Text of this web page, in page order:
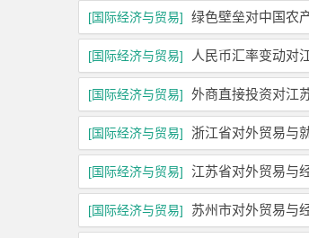
[国际经济与贸易] 绿色壁垒对中国农
[国际经济与贸易] 人民币汇率变动对
[国际经济与贸易] 外商直接投资对江
[国际经济与贸易] 浙江省对外贸易与
[国际经济与贸易] 江苏省对外贸易与
[国际经济与贸易] 苏州市对外贸易与